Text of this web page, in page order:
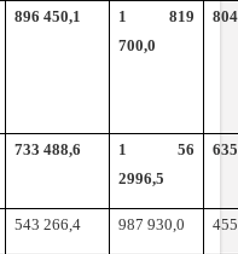
896 450,1
1 819
700,0
733 488,6
1 56
2996,5
543 266,4 987 930,0